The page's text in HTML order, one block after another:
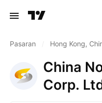
Pasaran Hong Kong,
China
Corp.